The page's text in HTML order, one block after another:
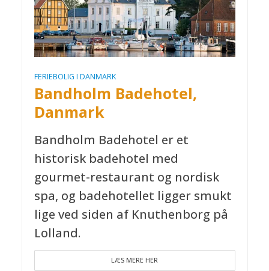
FERIEBOLIG I DANMARK
Bandholm Badehotel,
Danmark
Bandholm Badehotel er et
historisk badehotel med
gourmet-restaurant og nordisk
spa, og badehotellet ligger smukt
lige ved siden af Knuthenborg på
Lolland.
LÆS MERE HER